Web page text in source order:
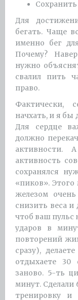
Для
бегать. Чаще
именно бег
Почему?
нужно
свалил пить
право.
Фактически,
начхать, и я бы
Для сердце
должно
активности.
активность
сохранялся
«пиков».
железом
снизить веса и
чтоб ваш пульс
ударов в
повторений
сразу),
отдыхаете 30
заново. 5-ть
минут. Сделали
тренировку